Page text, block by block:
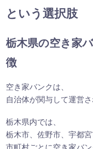
という選択肢
栃木県の空き家
徴
空き家バンクは、
自治体が関与して運営さ
栃木県内では、
栃木市、佐野市、宇都宮
市町村ごとに空き家バ